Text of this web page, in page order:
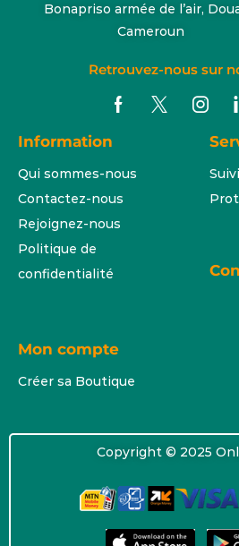
Bonapriso armée de l’air,
Cameroun
Retrouvez-nous sur
Information
Qui sommes-nous
Contactez-nous
Rejoignez-nous
Politique de
confidentialité
Mon compte
Créer sa Boutique
Copyright © 2025